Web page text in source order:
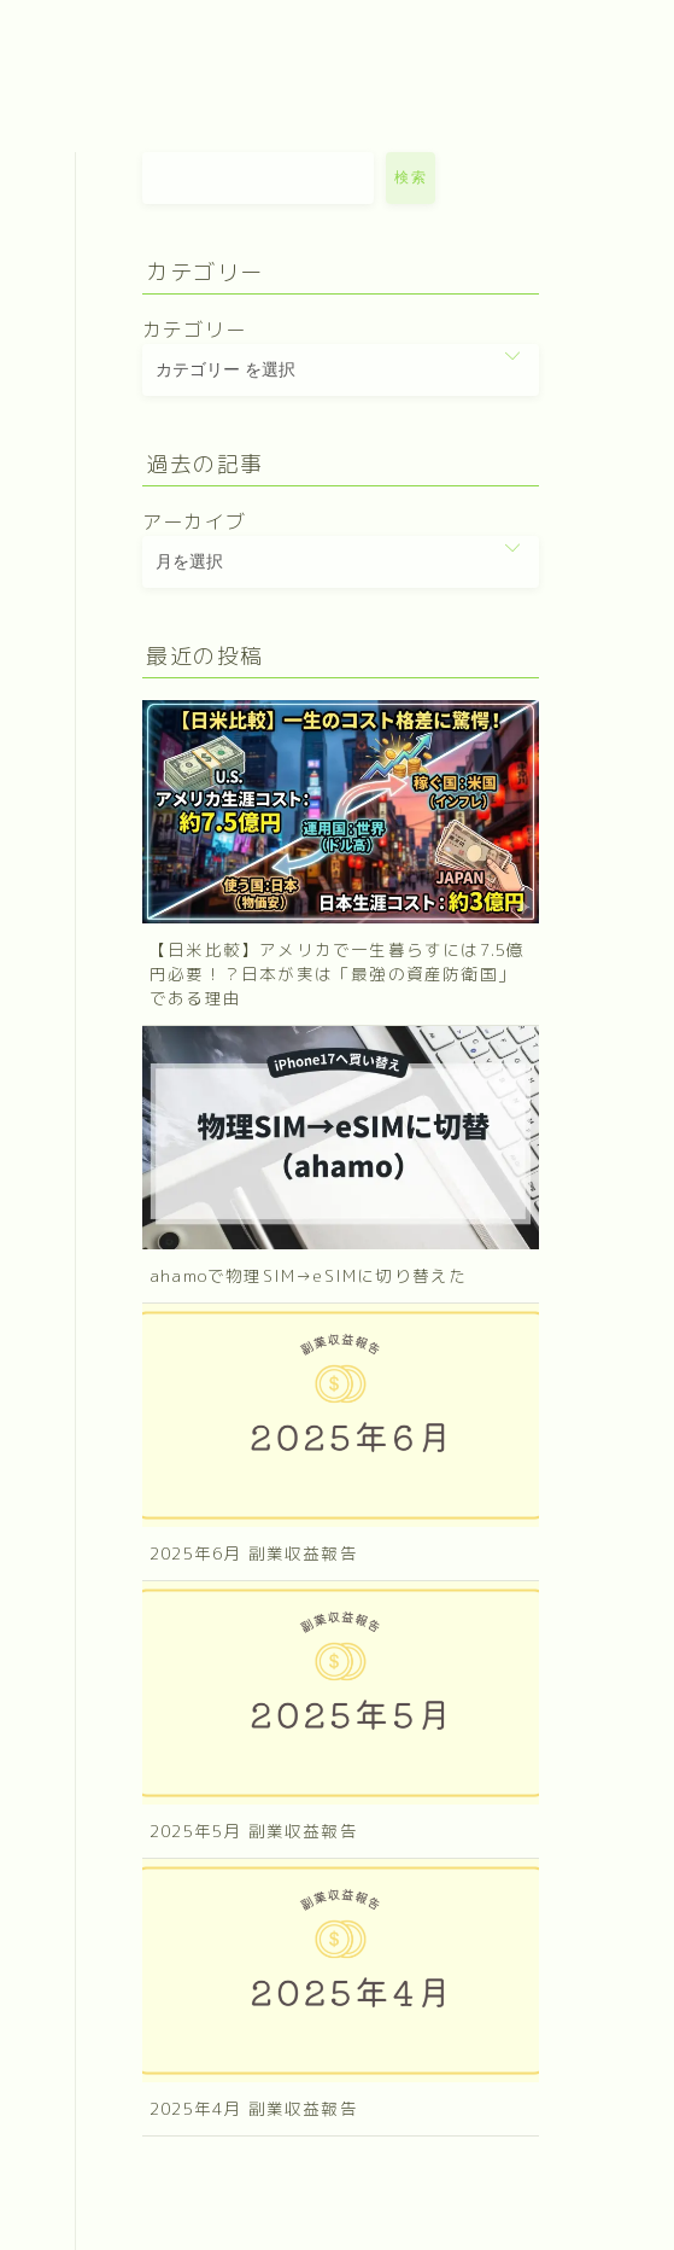
検索
カテゴリー
カテゴリー
過去の記事
アーカイブ
最近の投稿
【日米比較】アメリカで一生暮らすには7.5億
円必要！？日本が実は「最強の資産防衛国」
である理由
ahamoで物理SIM→eSIMに切り替えた
2025年6月 副業収益報告
2025年5月 副業収益報告
2025年4月 副業収益報告